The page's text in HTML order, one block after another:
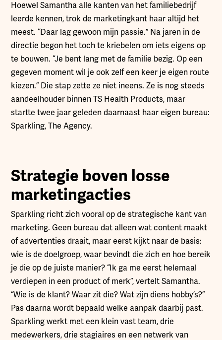
Hoewel Samantha alle kanten van het familiebedrijf
leerde kennen, trok de marketingkant haar altijd het
meest. “Daar lag gewoon mijn passie.” Na jaren in de
directie begon het toch te kriebelen om iets eigens op
te bouwen. “Je bent lang met de familie bezig. Op een
gegeven moment wil je ook zelf een keer je eigen route
kiezen.” Die stap zette ze niet ineens. Ze is nog steeds
aandeelhouder binnen TS Health Products, maar
startte twee jaar geleden daarnaast haar eigen bureau:
Sparkling, The Agency.
Strategie boven losse
marketingacties
Sparkling richt zich vooral op de strategische kant van
marketing. Geen bureau dat alleen wat content maakt
of advertenties draait, maar eerst kijkt naar de basis:
wie is de doelgroep, waar bevindt die zich en hoe bereik
je die op de juiste manier? “Ik ga me eerst helemaal
verdiepen in een product of merk”, vertelt Samantha.
“Wie is de klant? Waar zit die? Wat zijn diens hobby’s?”
Pas daarna wordt bepaald welke aanpak daarbij past.
Sparkling werkt met een klein vast team, drie
medewerkers, drie stagiaires en een netwerk van